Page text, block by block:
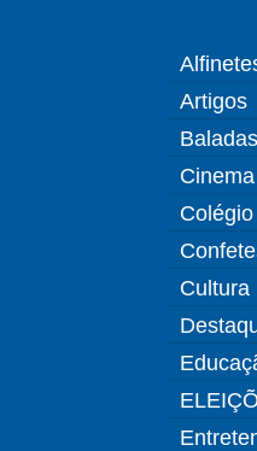
Artigos
Baladas
Cinema
Cultura